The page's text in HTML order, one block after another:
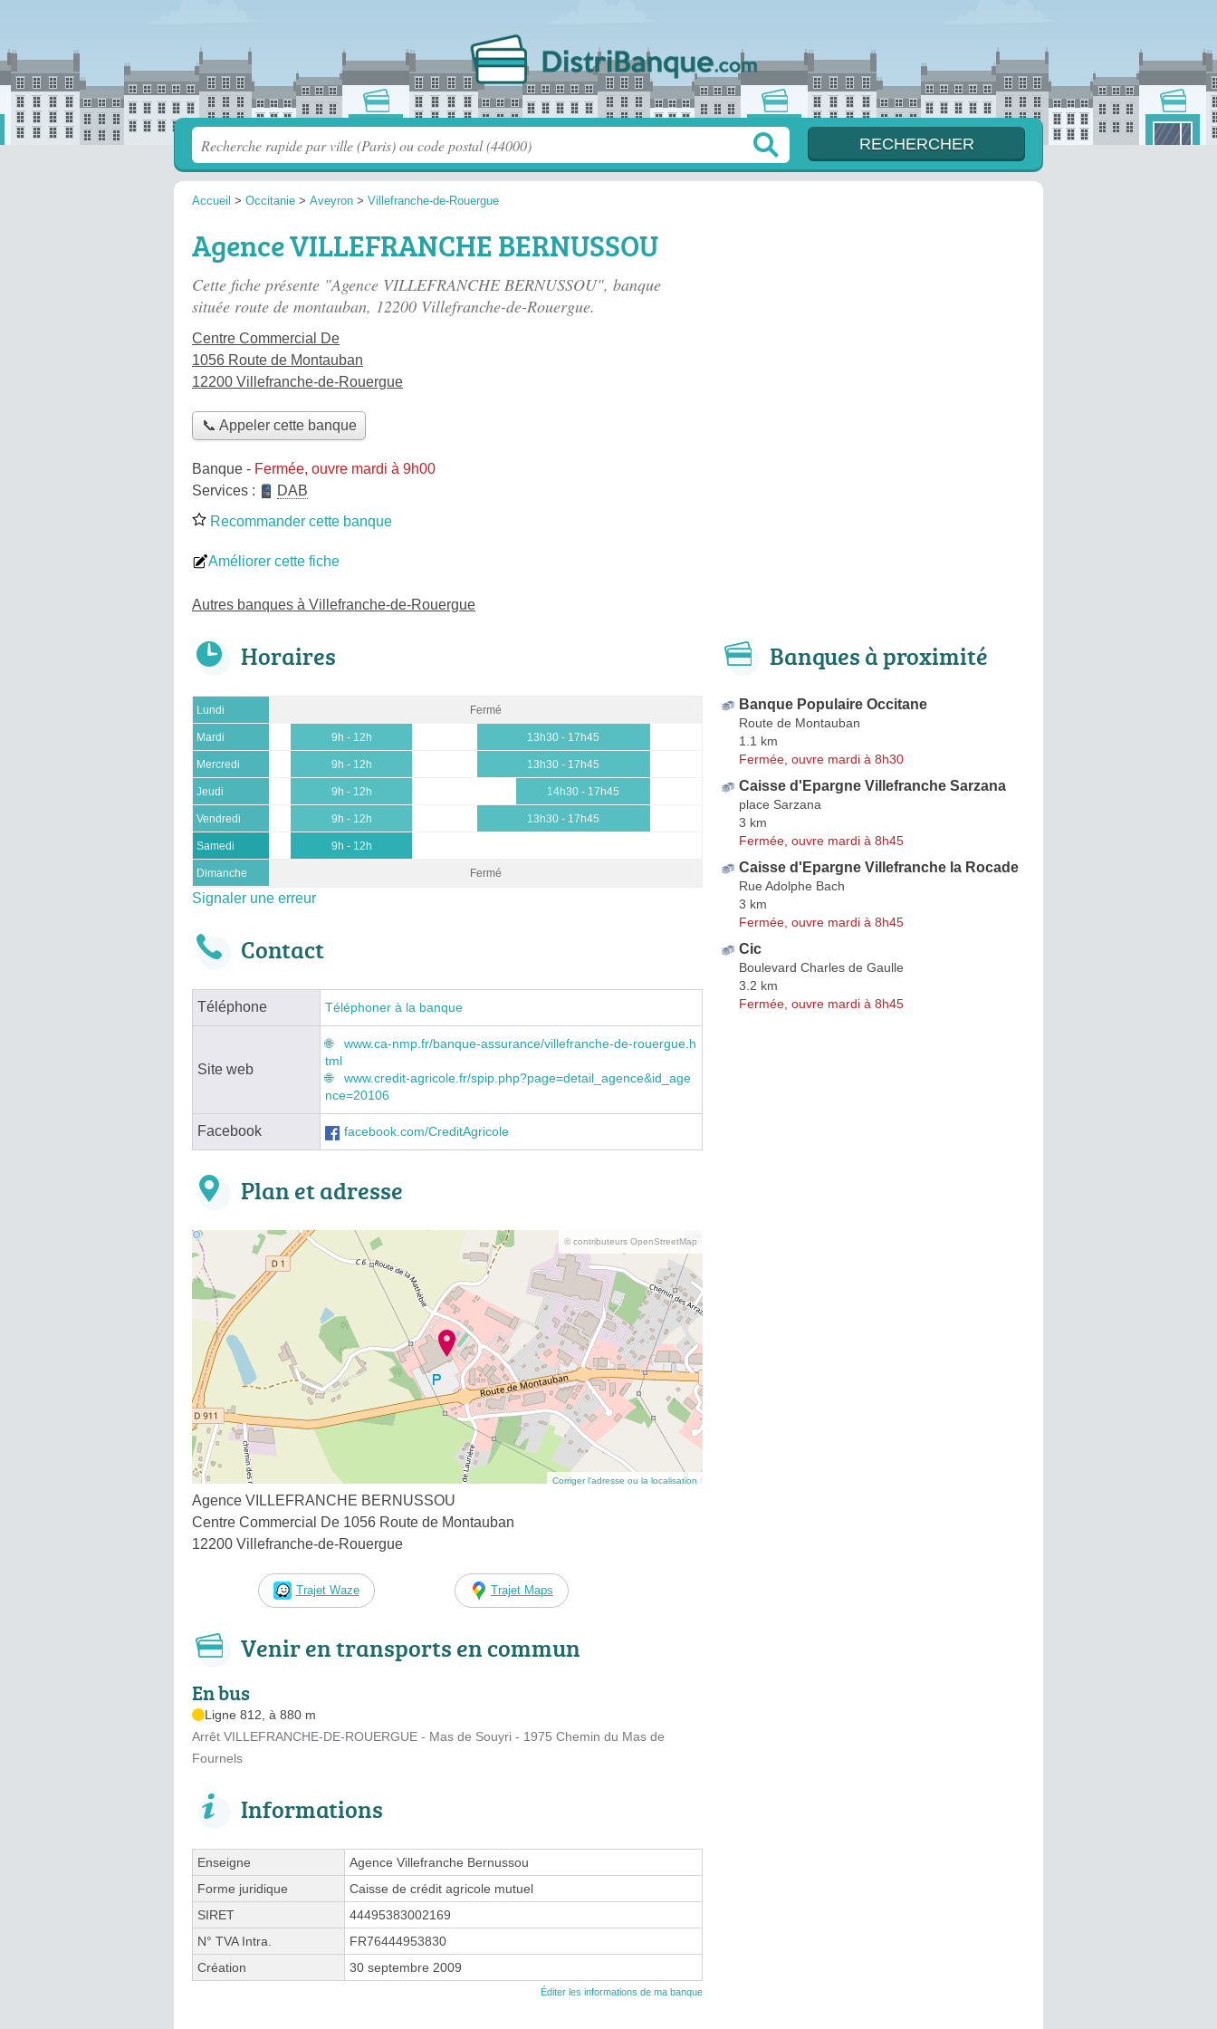
Accueil > Occitanie > Aveyron > Villefranche-de-Rouergue
Agence VILLEFRANCHE BERNUSSOU
Cette fiche présente "Agence VILLEFRANCHE BERNUSSOU", banque
située route de montauban, 12200 Villefranche-de-Rouergue.
Centre Commercial De
1056 Route de Montauban
12200 Villefranche-de-Rouergue
📞 Appeler cette banque
Banque - Fermée, ouvre mardi à 9h00
Services :
DAB
Recommander cette banque
Améliorer cette fiche
Autres banques à Villefranche-de-Rouergue
Horaires
Lundi Fermé
Mardi 9h - 12h 13h30 - 17h45
Mercredi 9h - 12h 13h30 - 17h45
Jeudi 9h - 12h 14h30 - 17h45
Vendredi 9h - 12h 13h30 - 17h45
Samedi 9h - 12h
Dimanche Fermé
Signaler une erreur
Contact
Téléphone Téléphoner à la banque
Site web
www.ca-nmp.fr/banque-assurance/villefranche-de-rouergue.h
tml
www.credit-agricole.fr/spip.php?page=detail_agence&id_age
nce=20106
Facebook facebook.com/CreditAgricole
Plan et adresse
© contributeurs OpenStreetMap
Corriger l’adresse ou la localisation
Agence VILLEFRANCHE BERNUSSOU
Centre Commercial De 1056 Route de Montauban
12200 Villefranche-de-Rouergue
Trajet Waze Trajet Maps
Venir en transports en commun
En bus
Ligne 812, à 880 m
Arrêt VILLEFRANCHE-DE-ROUERGUE - Mas de Souyri - 1975 Chemin du Mas de
Fournels
Informations
Enseigne
Agence Villefranche Bernussou
Forme juridique
Caisse de crédit agricole mutuel
SIRET
44495383002169
N° TVA Intra.
FR76444953830
Création
30 septembre 2009
Éditer les informations de ma banque
Banques à proximité
Banque Populaire Occitane
Route de Montauban
1.1 km
Fermée, ouvre mardi à 8h30
Caisse d'Epargne Villefranche Sarzana
place Sarzana
3 km
Fermée, ouvre mardi à 8h45
Caisse d'Epargne Villefranche la Rocade
Rue Adolphe Bach
3 km
Fermée, ouvre mardi à 8h45
Cic
Boulevard Charles de Gaulle
3.2 km
Fermée, ouvre mardi à 8h45